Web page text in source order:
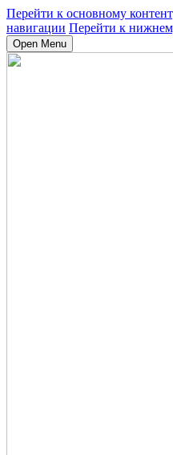
Перейти к основному
навигации Перейти к
Open Menu